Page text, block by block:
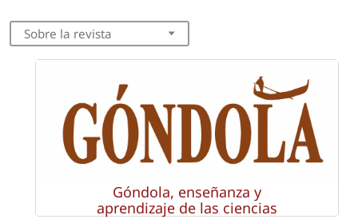
Sobre la revista
Góndola, enseñanza y
aprendizaje de las ciencias